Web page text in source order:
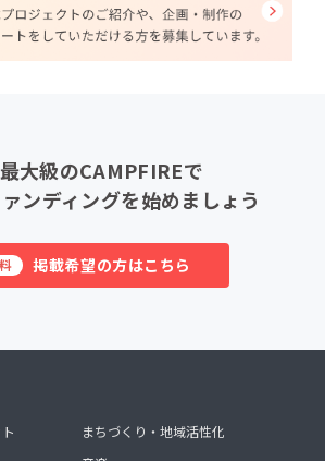
大級のCAMPFIREで
ンディングを始めましょう
無料 掲載希望の方はこちら
まちづくり・地域活性化